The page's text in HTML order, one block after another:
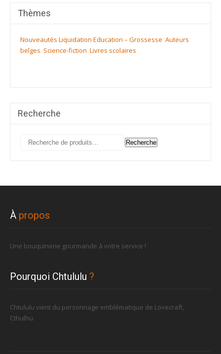
Thèmes
Nouveautés Liquidation Education – Grossesse Auteurs
belges Science-fiction Livres scolaires
Recherche
Recherche
Recherche
À propos
Une bouquinerie gourmande à votre service !
Pourquoi Chtululu ?
Chtululu vient du personnage emblématique de Lovecraft,
Cthulhu.